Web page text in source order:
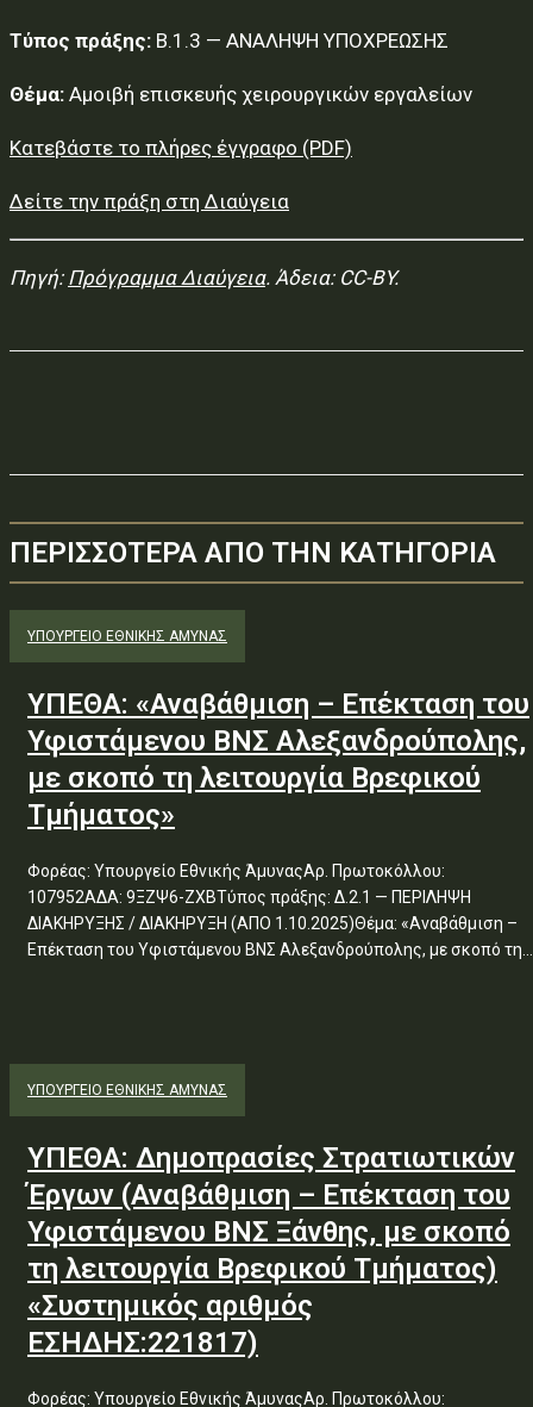
Τύπος πράξης: Β.1.3 — ΑΝΑΛΗΨΗ ΥΠΟΧΡΕΩΣΗΣ
Θέμα: Αμοιβή επισκευής χειρουργικών εργαλείων
Κατεβάστε το πλήρες έγγραφο (PDF)
Δείτε την πράξη στη Διαύγεια
Πηγή: Πρόγραμμα Διαύγεια. Άδεια: CC-BY.
ΠΕΡΙΣΣΟΤΕΡΑ ΑΠΟ ΤΗΝ ΚΑΤΗΓΟΡΙΑ
ΥΠΟΥΡΓΕΊΟ ΕΘΝΙΚΉΣ ΆΜΥΝΑΣ
ΥΠΕΘΑ: «Αναβάθμιση – Επέκταση του
Υφιστάμενου ΒΝΣ Αλεξανδρούπολης,
με σκοπό τη λειτουργία Βρεφικού
Τμήματος»
Φορέας: Υπουργείο Εθνικής ΆμυναςΑρ. Πρωτοκόλλου:
107952ΑΔΑ: 9ΞΖΨ6-ΖΧΒΤύπος πράξης: Δ.2.1 — ΠΕΡΙΛΗΨΗ
ΔΙΑΚΗΡΥΞΗΣ / ΔΙΑΚΗΡΥΞΗ (ΑΠΟ 1.10.2025)Θέμα: «Αναβάθμιση –
Επέκταση του Υφιστάμενου ΒΝΣ Αλεξανδρούπολης, με σκοπό τη...
ΥΠΟΥΡΓΕΊΟ ΕΘΝΙΚΉΣ ΆΜΥΝΑΣ
ΥΠΕΘΑ: Δημοπρασίες Στρατιωτικών
Έργων (Αναβάθμιση – Επέκταση του
Υφιστάμενου ΒΝΣ Ξάνθης, με σκοπό
τη λειτουργία Βρεφικού Τμήματος)
«Συστημικός αριθμός
ΕΣΗΔΗΣ:221817)
Φορέας: Υπουργείο Εθνικής ΆμυναςΑρ. Πρωτοκόλλου: